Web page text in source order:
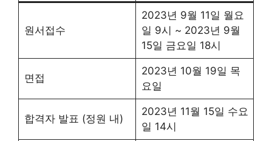
원서접수
2023년 9월 11일 월요
일 9시 ~ 2023년 9월
15일 금요일 18시
면접
2023년 10월 19일 목
요일
합격자 발표 (정원 내)
2023년 11월 15일 수요
일 14시